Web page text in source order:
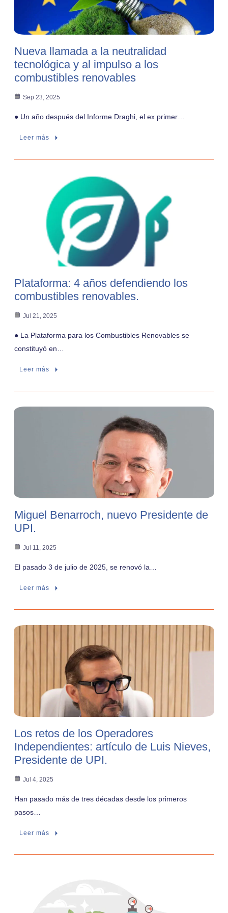
Nueva llamada a la neutralidad
tecnológica y al impulso a los
combustibles renovables
Sep 23, 2025
● Un año después del Informe Draghi, el ex primer…
Leer más
Plataforma: 4 años defendiendo los
combustibles renovables.
Jul 21, 2025
● La Plataforma para los Combustibles Renovables se
constituyó en…
Leer más
Miguel Benarroch, nuevo Presidente de
UPI.
Jul 11, 2025
El pasado 3 de julio de 2025, se renovó la…
Leer más
Los retos de los Operadores
Independientes: artículo de Luis Nieves,
Presidente de UPI.
Jul 4, 2025
Han pasado más de tres décadas desde los primeros
pasos…
Leer más